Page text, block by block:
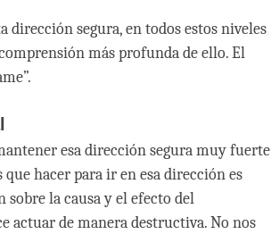
dirección segura, en todos estos niveles
más profunda de ello. El
esa dirección segura muy fuerte
hacer para ir en esa dirección es
la causa y el efecto del
actuar de manera destructiva. No nos